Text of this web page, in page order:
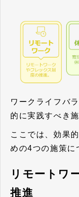
ワークライフバ
的に実践すべき
ここでは、効果
めの4つの施策に
リモートワ
推進